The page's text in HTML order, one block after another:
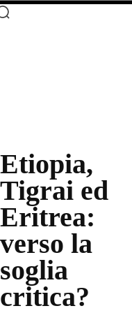
Etiopia,
Tigrai ed
Eritrea:
verso la
soglia
critica?